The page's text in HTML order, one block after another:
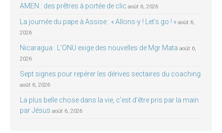
AMEN : des prêtres à portée de clic août 6, 2026
La journée du pape à Assise : « Allons-y ! Let’s go ! » août 6,
2026
Nicaragua : L’ONU exige des nouvelles de Mgr Mata août 6,
2026
Sept signes pour repérer les dérives sectaires du coaching
août 6, 2026
La plus belle chose dans la vie, c’est d’être pris par la main
par Jésus août 6, 2026